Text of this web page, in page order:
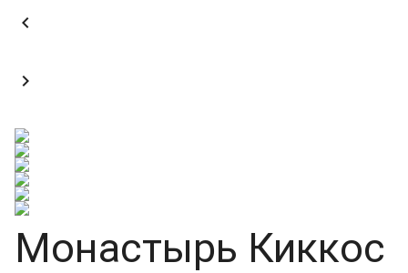


Монастырь Киккос